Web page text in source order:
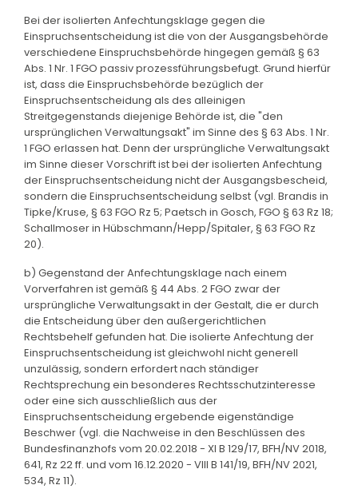
Bei der isolierten Anfechtungsklage gegen die
Einspruchsentscheidung ist die von der Ausgangsbehörde
verschiedene Einspruchsbehörde hingegen gemäß § 63
Abs. 1 Nr. 1 FGO passiv prozessführungsbefugt. Grund hierfür
ist, dass die Einspruchsbehörde bezüglich der
Einspruchsentscheidung als des alleinigen
Streitgegenstands diejenige Behörde ist, die "den
ursprünglichen Verwaltungsakt" im Sinne des § 63 Abs. 1 Nr.
1 FGO erlassen hat. Denn der ursprüngliche Verwaltungsakt
im Sinne dieser Vorschrift ist bei der isolierten Anfechtung
der Einspruchsentscheidung nicht der Ausgangsbescheid,
sondern die Einspruchsentscheidung selbst (vgl. Brandis in
Tipke/Kruse, § 63 FGO Rz 5; Paetsch in Gosch, FGO § 63 Rz 18;
Schallmoser in Hübschmann/Hepp/Spitaler, § 63 FGO Rz
20).
b) Gegenstand der Anfechtungsklage nach einem
Vorverfahren ist gemäß § 44 Abs. 2 FGO zwar der
ursprüngliche Verwaltungsakt in der Gestalt, die er durch
die Entscheidung über den außergerichtlichen
Rechtsbehelf gefunden hat. Die isolierte Anfechtung der
Einspruchsentscheidung ist gleichwohl nicht generell
unzulässig, sondern erfordert nach ständiger
Rechtsprechung ein besonderes Rechtsschutzinteresse
oder eine sich ausschließlich aus der
Einspruchsentscheidung ergebende eigenständige
Beschwer (vgl. die Nachweise in den Beschlüssen des
Bundesfinanzhofs vom 20.02.2018 - XI B 129/17, BFH/NV 2018,
641, Rz 22 ff. und vom 16.12.2020 - VIII B 141/19, BFH/NV 2021,
534, Rz 11).